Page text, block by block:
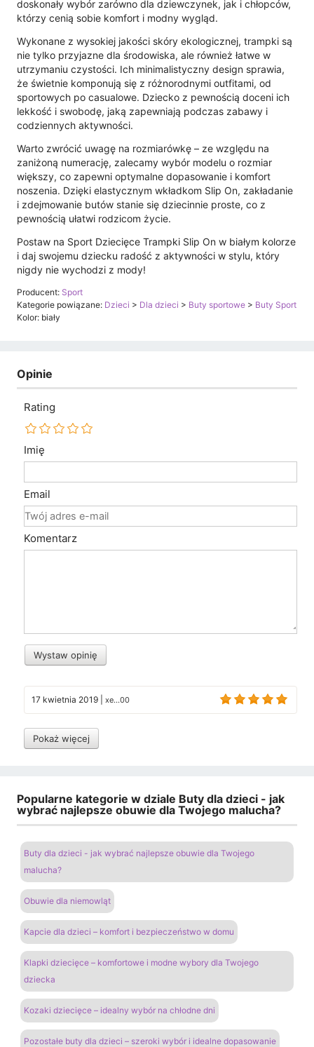
doskonały wybór zarówno dla dziewczynek, jak i chłopców,
którzy cenią sobie komfort i modny wygląd.
Wykonane z wysokiej jakości skóry ekologicznej, trampki są
nie tylko przyjazne dla środowiska, ale również łatwe w
utrzymaniu czystości. Ich minimalistyczny design sprawia,
że świetnie komponują się z różnorodnymi outfitami, od
sportowych po casualowe. Dziecko z pewnością doceni ich
lekkość i swobodę, jaką zapewniają podczas zabawy i
codziennych aktywności.
Warto zwrócić uwagę na rozmiarówkę – ze względu na
zaniżoną numerację, zalecamy wybór modelu o rozmiar
większy, co zapewni optymalne dopasowanie i komfort
noszenia. Dzięki elastycznym wkładkom Slip On, zakładanie
i zdejmowanie butów stanie się dziecinnie proste, co z
pewnością ułatwi rodzicom życie.
Postaw na Sport Dziecięce Trampki Slip On w białym kolorze
i daj swojemu dziecku radość z aktywności w stylu, który
nigdy nie wychodzi z mody!
Producent: Sport
Kategorie powiązane: Dzieci > Dla dzieci > Buty sportowe > Buty Sport
Kolor: biały
Opinie
Rating
Imię
Email
Komentarz
Wystaw opinię
17 kwietnia 2019 xe...00
Pokaż więcej
Popularne kategorie w dziale Buty dla dzieci - jak
wybrać najlepsze obuwie dla Twojego malucha?
Buty dla dzieci - jak wybrać najlepsze obuwie dla Twojego
malucha?
Obuwie dla niemowląt
Kapcie dla dzieci – komfort i bezpieczeństwo w domu
Klapki dziecięce – komfortowe i modne wybory dla Twojego
dziecka
Kozaki dziecięce – idealny wybór na chłodne dni
Pozostałe buty dla dzieci – szeroki wybór i idealne dopasowanie